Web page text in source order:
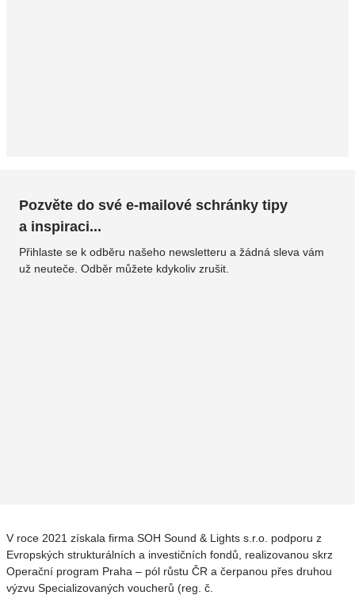
Pozvěte do své e-mailové schránky tipy
a inspiraci...
Přihlaste se k odběru našeho newsletteru a žádná sleva vám
už neuteče. Odběr můžete kdykoliv zrušit.
V roce 2021 získala firma SOH Sound & Lights s.r.o. podporu z
Evropských strukturálních a investičních fondů, realizovanou skrz
Operační program Praha – pól růstu ČR a čerpanou přes druhou
výzvu Specializovaných voucherů (reg. č.